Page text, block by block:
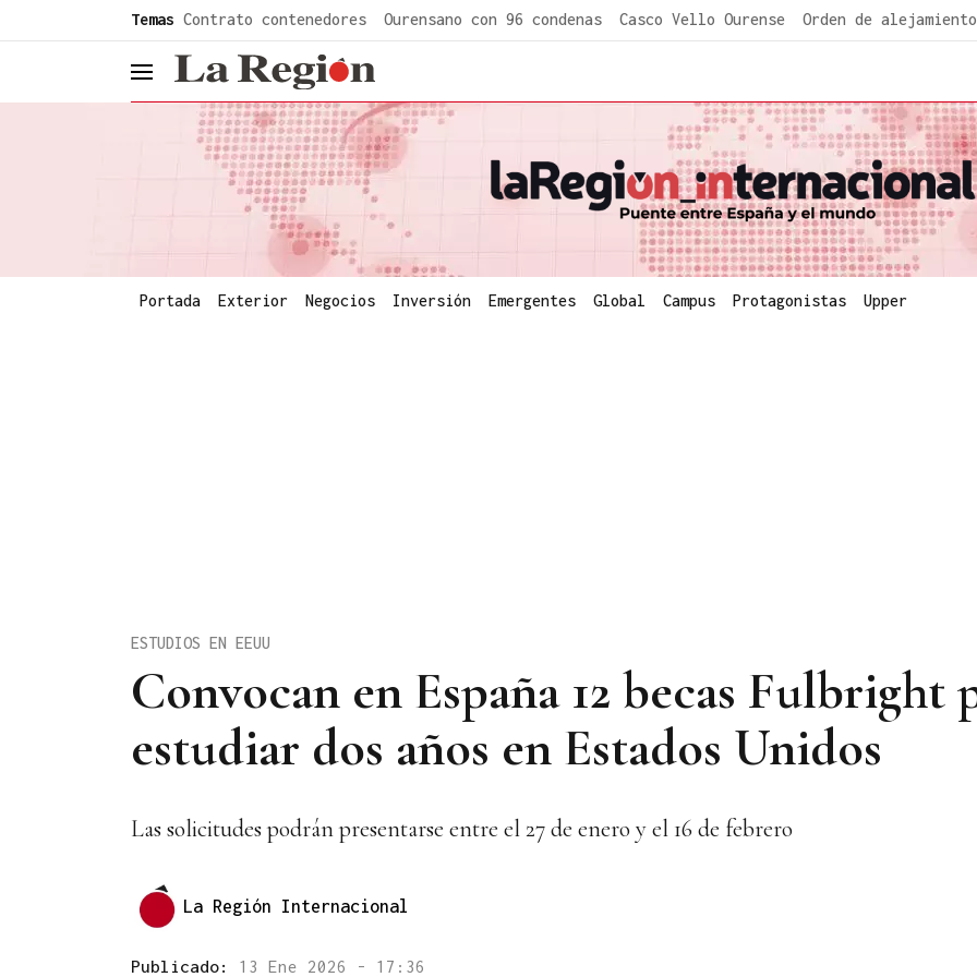
Temas Contrato contenedores Ourensano con 96 condenas Casco Vello Ourense Orden de
header.menu.open
Portada Exterior Negocios Inversión Emergentes Global Campus Protagonistas Upper
Convocan en España 12 becas Fulbright
estudiar dos años en Estados Unidos
ESTUDIOS EN EEUU
Las solicitudes podrán presentarse entre el 27 de enero y el 16 de febrero
La Región Internacional
Publicado: 13 Ene 2026 - 17:36